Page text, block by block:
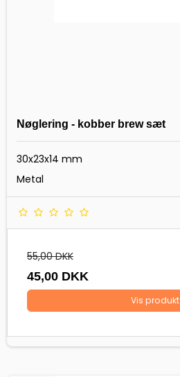
Nøglering - kobber brew sæt
30x23x14 mm
Metal
55,00 DKK
45,00 DKK
Vis produkt